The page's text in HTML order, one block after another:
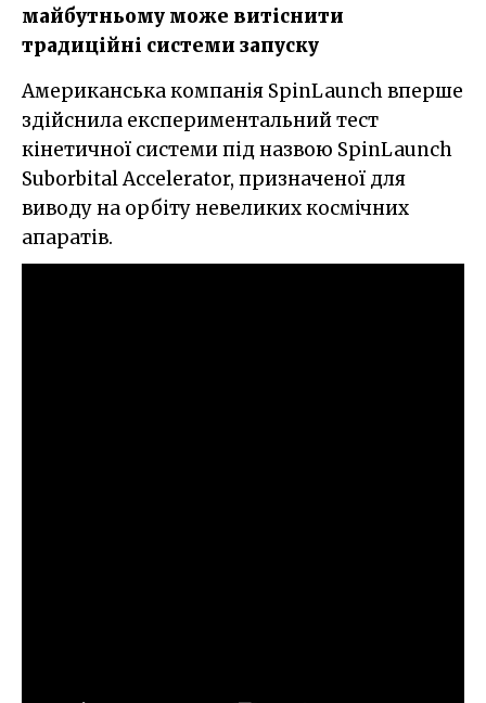
майбутньому може витіснити
традиційні системи запуску
Американська компанія SpinLaunch вперше
здійснила експериментальний тест
кінетичної системи під назвою SpinLaunch
Suborbital Accelerator, призначеної для
виводу на орбіту невеликих космічних
апаратів.